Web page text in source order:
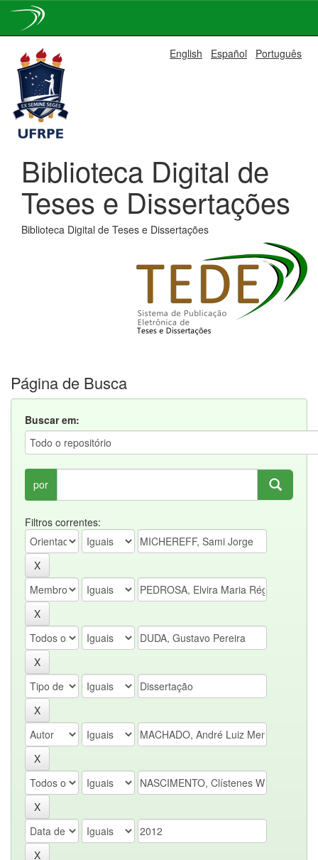
navigation
English Español Português
Biblioteca Digital de
Teses e Dissertações
Biblioteca Digital de Teses e Dissertações
Página de Busca
Buscar em:
por
Filtros correntes: